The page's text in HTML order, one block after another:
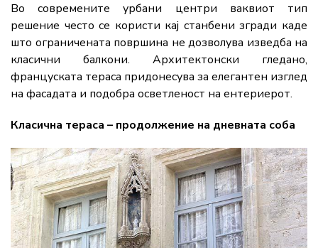
Во современите урбани центри ваквиот тип
решение често се користи кај станбени згради каде
што ограничената површина не дозволува изведба на
класични балкони. Архитектонски гледано,
француската тераса придонесува за елегантен изглед
на фасадата и подобра осветленост на ентериерот.
Класична тераса – продолжение на дневната соба